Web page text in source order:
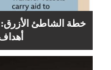
خطة الشاطئ الأزرق: